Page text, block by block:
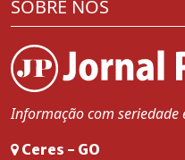
SOBRE NÓS
Informação com seriedade
Ceres - GO